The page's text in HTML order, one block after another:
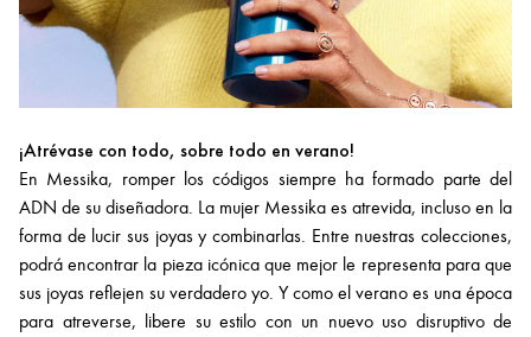
¡Atrévase con todo, sobre todo en verano!
En Messika, romper los códigos siempre ha formado parte del
ADN de su diseñadora. La mujer Messika es atrevida, incluso en la
forma de lucir sus joyas y combinarlas. Entre nuestras colecciones,
podrá encontrar la pieza icónica que mejor le representa para que
sus joyas reflejen su verdadero yo. Y como el verano es una época
para atreverse, libere su estilo con un nuevo uso disruptivo de